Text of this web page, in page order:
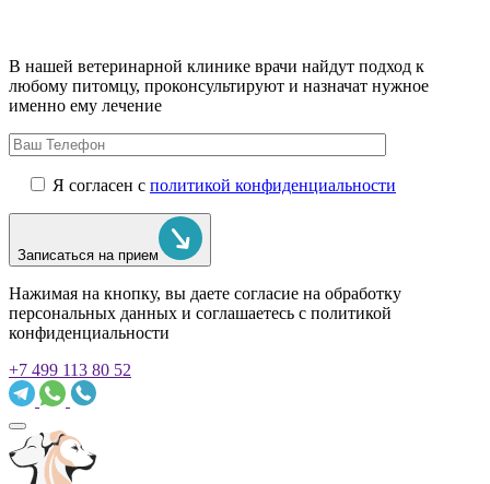
В нашей ветеринарной клинике врачи найдут подход к
любому питомцу, проконсультируют и назначат нужное
именно ему лечение
Я согласен с политикой конфиденциальности
Записаться на прием
Нажимая на кнопку, вы даете согласие на обработку
персональных данных и соглашаетесь c политикой
конфиденциальности
+7 499 113 80 52